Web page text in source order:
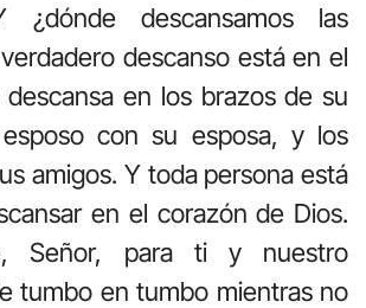
¿dónde descansamos las
descanso está en el
descansa en los brazos de su
con su esposa, y los
amigos. Y toda persona está
en el corazón de Dios.
Señor, para ti y nuestro
tumbo en tumbo mientras no